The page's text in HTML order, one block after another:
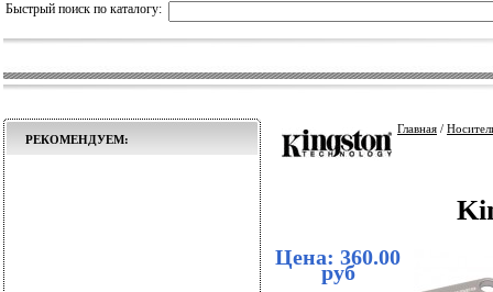
Быстрый поиск по каталогу:
РЕКОМЕНДУЕМ:
Главная /
Цена: 360.00
руб